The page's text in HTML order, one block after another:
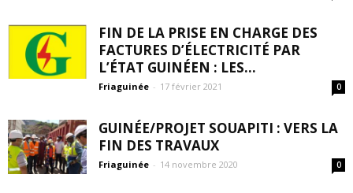
FIN DE LA PRISE EN CHARGE DES
FACTURES D’ÉLECTRICITÉ PAR
L’ÉTAT GUINÉEN : LES...
Friaguinée - 17 février 2021 0
GUINÉE/PROJET SOUAPITI : VERS LA
FIN DES TRAVAUX
Friaguinée - 14 novembre 2020 0